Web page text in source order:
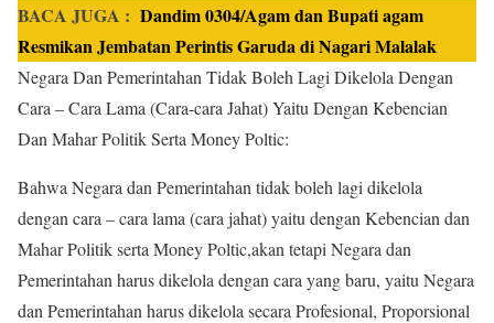
BACA JUGA : Dandim 0304/Agam dan Bupati agam
Resmikan Jembatan Perintis Garuda di Nagari Malalak
Negara Dan Pemerintahan Tidak Boleh Lagi Dikelola Dengan
Cara – Cara Lama (Cara-cara Jahat) Yaitu Dengan Kebencian
Dan Mahar Politik Serta Money Poltic:
Bahwa Negara dan Pemerintahan tidak boleh lagi dikelola
dengan cara – cara lama (cara jahat) yaitu dengan Kebencian dan
Mahar Politik serta Money Poltic,akan tetapi Negara dan
Pemerintahan harus dikelola dengan cara yang baru, yaitu Negara
dan Pemerintahan harus dikelola secara Profesional, Proporsional